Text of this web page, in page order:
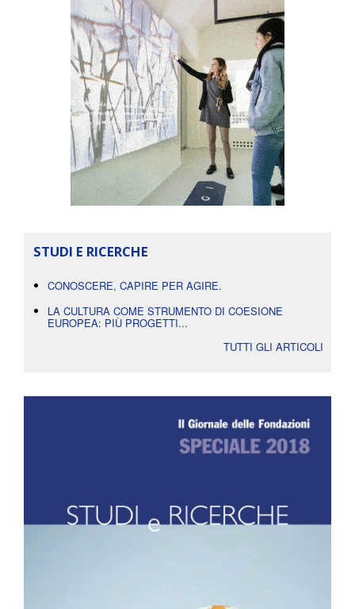
STUDI E RICERCHE
CONOSCERE, CAPIRE PER AGIRE.
LA CULTURA COME STRUMENTO DI COESIONE
EUROPEA: PIÙ PROGETTI...
TUTTI GLI ARTICOLI